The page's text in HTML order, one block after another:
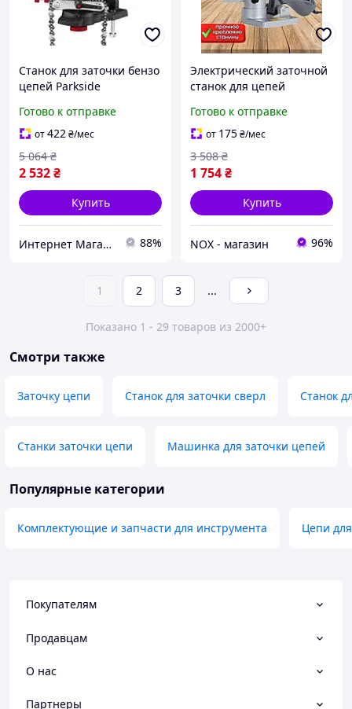
Станок для заточки бензо
цепей Parkside
Профессиональный
станок для заточки цепей
бензопил, MTS
Готово к отправке
от422₴/мес
2 532₴
5 064 ₴
Купить
Интернет Магазин "StepShop" 88%
Электрический заточной
станок для цепей
м), NOX
Готово к отправке
от 175₴/мес
1 754₴
3 508 ₴
Купить
NOX - магазин 96%
1 2 3 ...
Показано 1 - 29 товаров из 2000+
Смотри также
Заточку цепи Станок для заточки сверл Станок
Станки заточки цепи Машинка для заточки цепей
Популярные категории
Комплектующие и запчасти для инструмента Цепи
Покупателям
Продавцам
О нас
Партнеры